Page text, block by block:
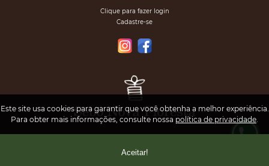
Este site usa cookies para garantir que você obtenha a melhor experiência.
Para obter mais informações, consulte nossa política de privacidade.
Aceitar!
Clique para fazer login
Cadastre-se